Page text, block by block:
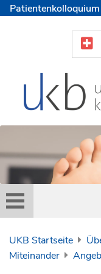
Patientenkolloquium
Helfen & Spenden
UKB Startseite
Miteinander